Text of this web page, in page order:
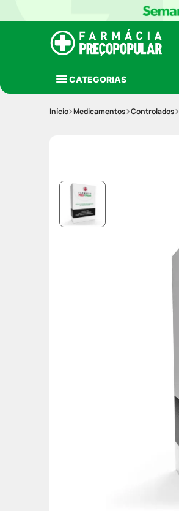
CATEGORIAS
Medicamentos Controlados